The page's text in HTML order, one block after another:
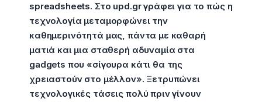
spreadsheets. Στο upd.gr γράφει για το πώς η
τεχνολογία μεταμορφώνει την
καθημερινότητά μας, πάντα με καθαρή
ματιά και μια σταθερή αδυναμία στα
gadgets που «σίγουρα κάτι θα της
χρειαστούν στο μέλλον». Ξετρυπώνει
τεχνολογικές τάσεις πολύ πριν γίνουν